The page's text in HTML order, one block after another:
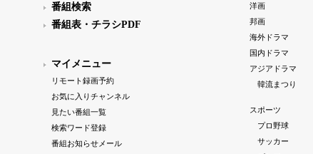
番組検索
番組表・チラシPDF
マイメニュー
リモート録画予約
お気に入りチャンネル
見たい番組一覧
検索ワード登録
番組お知らせメール
洋画
邦画
海外ドラマ
国内ドラマ
アジアドラマ
韓流まつり
スポーツ
プロ野球
サッカー